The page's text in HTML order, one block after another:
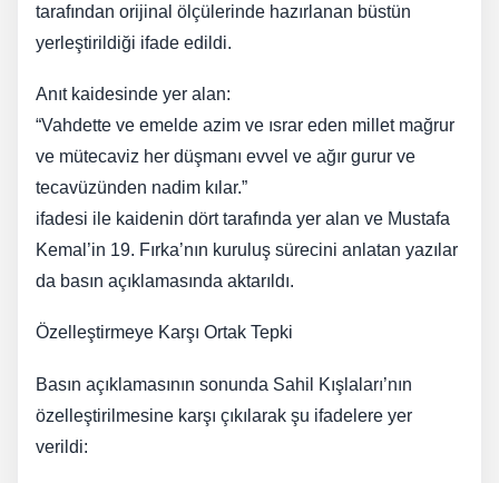
tarafından orijinal ölçülerinde hazırlanan büstün
yerleştirildiği ifade edildi.
Anıt kaidesinde yer alan:
“Vahdette ve emelde azim ve ısrar eden millet mağrur
ve mütecaviz her düşmanı evvel ve ağır gurur ve
tecavüzünden nadim kılar.”
ifadesi ile kaidenin dört tarafında yer alan ve Mustafa
Kemal’in 19. Fırka’nın kuruluş sürecini anlatan yazılar
da basın açıklamasında aktarıldı.
Özelleştirmeye Karşı Ortak Tepki
Basın açıklamasının sonunda Sahil Kışlaları’nın
özelleştirilmesine karşı çıkılarak şu ifadelere yer
verildi: